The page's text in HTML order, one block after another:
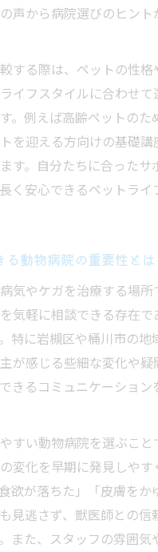
声から病院選びのヒント
する際は、ペットの性格
イフスタイルに合わせて
。例えば高齢ペットのた
を迎える方向けの基礎講
す。自分たちに合ったサ
く安心できるペットライ
る動物病院の重要性とは
気やケガを治療する場所
気軽に相談できる存在で
特に岩槻区や桶川市の地
が感じる些細な変化や疑
きるコミュニケーション
すい動物病院を選ぶこと
変化を早期に発見しやす
欲が落ちた」「皮膚をか
見逃さず、獣医師との信
また、スタッフの雰囲気